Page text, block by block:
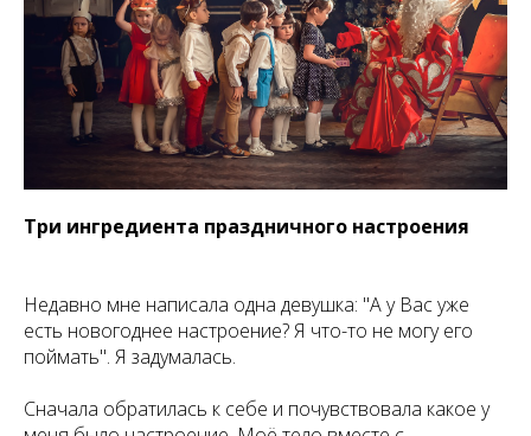
Три ингредиента праздничного настроения
Недавно мне написала одна девушка: "А у Вас уже
есть новогоднее настроение? Я что-то не могу его
поймать". Я задумалась.
Сначала обратилась к себе и почувствовала какое у